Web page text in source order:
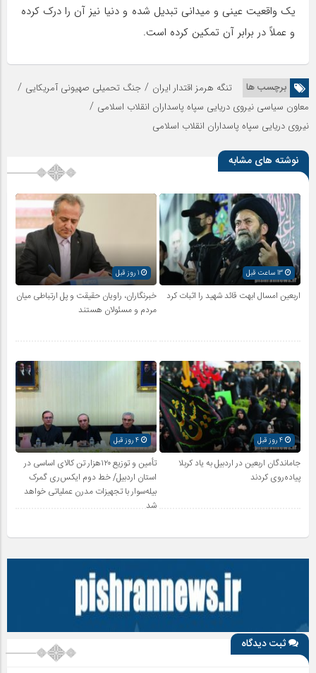
یک واقعیت عینی و میدانی تبدیل شده و دنیا نیز آن را درک کرده
و عملاً در برابر آن تمکین کرده است.
برچسب ها تنگه هرمز اقتدار ایران / جنگ تحمیلی صهیونی آمریکایی /
معاون سیاسی نیروی دریایی سپاه پاسداران انقلاب اسلامی /
نیروی دریایی سپاه پاسداران انقلاب اسلامی
نوشته های مشابه
13 ساعت قبل
اربعین امسال ابهت قائد شهید را اثبات کرد
خبرنگاران، راویان حقیقت و پل ارتباطی میان
مردم و مسئولان هستند
4 روز قبل
جاماندگان اربعین در اردبیل به یاد کربلا
پیاده‌روی کردند
تأمین و توزیع ۱۲۰هزار تن کالای اساسی در
استان اردبیل/ خط دوم ایکس‌ری گمرک
بیله‌سوار با تجهیزات مدرن عملیاتی خواهد
شد
ثبت دیدگاه